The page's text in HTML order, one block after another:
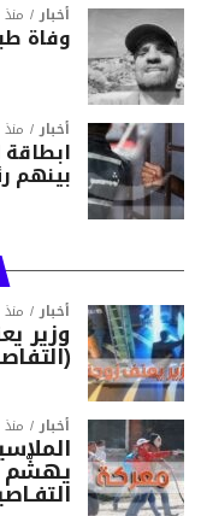
أخبار
وفاة
أخبار
بينهم
أخبار
وزير
أخبار
يهشّم